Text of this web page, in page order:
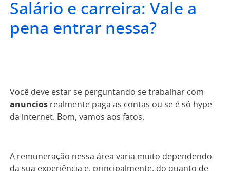
Salário e carreira: Vale a
pena entrar nessa?
Você deve estar se perguntando se trabalhar com
anuncios realmente paga as contas ou se é só hype
da internet. Bom, vamos aos fatos.
A remuneração nessa área varia muito dependendo
da sua experiência e, principalmente, do quanto de